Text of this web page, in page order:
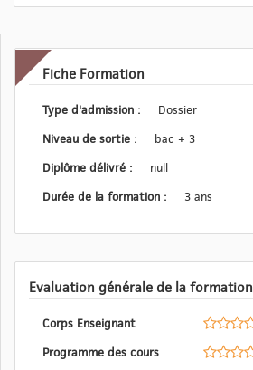
Fiche Formation
Type d'admission :
Dossier
Niveau de sortie :
bac + 3
Diplôme délivré :
null
Durée de la formation :
3 ans
Evaluation générale de la formation
Corps Enseignant
Programme des cours